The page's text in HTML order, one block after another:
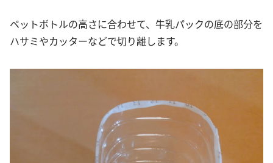
ペットボトルの高さに合わせて、牛乳パックの底の部分を
ハサミやカッターなどで切り離します。